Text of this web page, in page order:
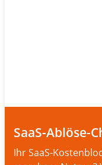
SaaS-Ablöse-
Ihr SaaS-